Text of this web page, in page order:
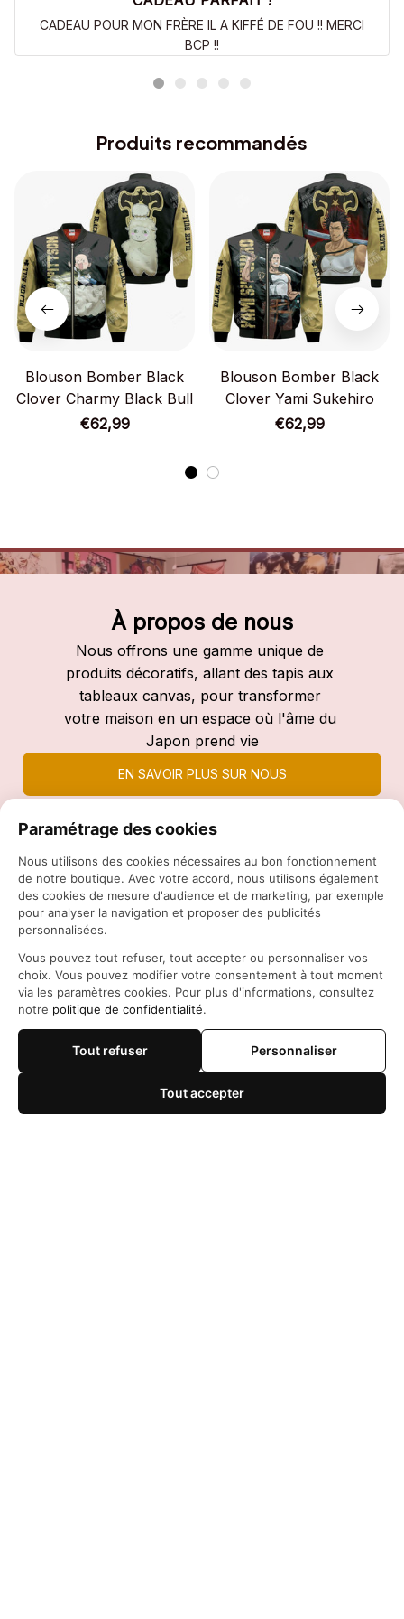
CADEAU POUR MON FRÈRE IL A KIFFÉ DE FOU !! MERCI
BCP !!
Produits recommandés
Blouson Bomber Black
Clover Charmy Black Bull
€62,99
Blouson Bomber Black
Clover Yami Sukehiro
€62,99
À propos de nous
Nous offrons une gamme unique de
produits décoratifs, allant des tapis aux
tableaux canvas, pour transformer
votre maison en un espace où l'âme du
Japon prend vie
EN SAVOIR PLUS SUR NOUS
Siège social: 21 Rue des Filles du Calvaire, 75003
Paris, France
WhatsApp: https://wa.me/+84966206648
support@maisonotaku.com
Paramétrage des cookies
Nous utilisons des cookies nécessaires au bon fonctionnement
de notre boutique. Avec votre accord, nous utilisons également
des cookies de mesure d'audience et de marketing, par exemple
pour analyser la navigation et proposer des publicités
personnalisées.
Vous pouvez tout refuser, tout accepter ou personnaliser vos
choix. Vous pouvez modifier votre consentement à tout moment
via les paramètres cookies. Pour plus d'informations, consultez
notre politique de confidentialité.
Tout refuser Personnaliser
Tout accepter